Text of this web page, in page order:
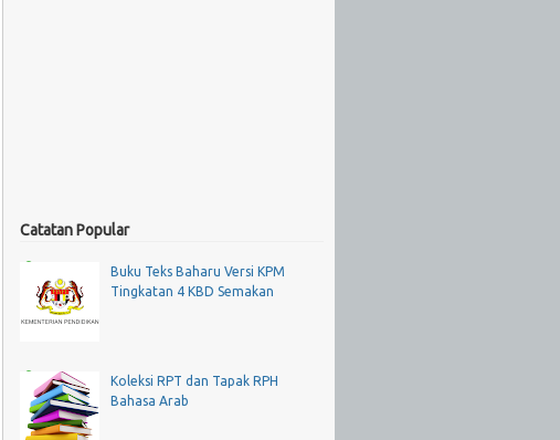
Catatan Popular
Buku Teks Baharu Versi KPM
Tingkatan 4 KBD Semakan
Koleksi RPT dan Tapak RPH
Bahasa Arab